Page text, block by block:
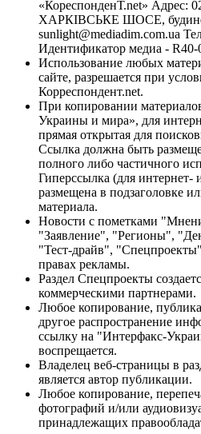
«КореспонденТ.net» Адрес:
ХАРКІВСЬКЕ ШОСЕ,
sunlight@mediadim.com.ua
Идентификатор медиа - R40-
Использование любых
сайте, разрешается при
Корреспондент.net.
При копировании
Украины и мира», для
прямая открытая для
Ссылка должна быть
полного либо частичного
Гиперссылка (для интернет-
размещена в подзаголовке
материала.
Новости с пометками
"Заявление", "Регионы",
"Тест-драйв",
правах рекламы.
Раздел Спецпроекты
коммерческими партнерами.
Любое копирование,
другое распространение
ссылку на "Интерфакс-
воспрещается.
Владелец веб-страницы в
является автор публикации.
Любое копирование,
фотографий и/или
принадлежащих